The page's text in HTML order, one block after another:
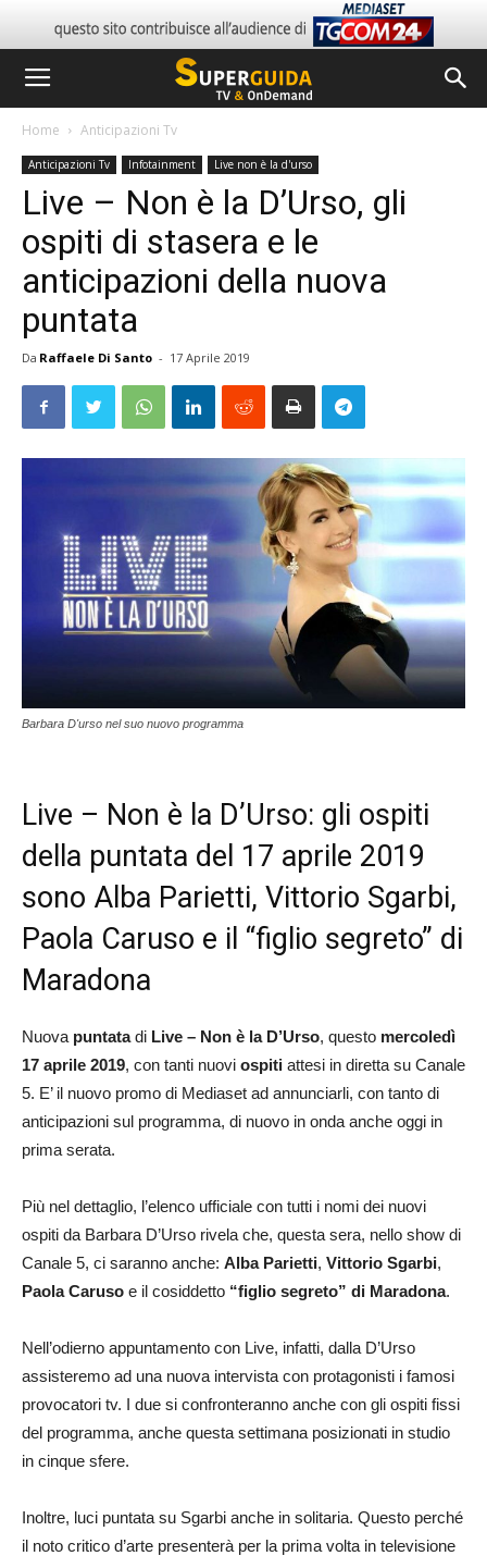
Home Anticipazioni Tv
Anticipazioni Tv Infotainment Live non è la d'urso
Live – Non è la D’Urso, gli
ospiti di stasera e le
anticipazioni della nuova
puntata
Da Raffaele Di Santo - 17 Aprile 2019
Barbara D'urso nel suo nuovo programma
Live – Non è la D’Urso: gli ospiti
della puntata del 17 aprile 2019
sono Alba Parietti, Vittorio Sgarbi,
Paola Caruso e il “figlio segreto” di
Maradona
Nuova puntatadi Live – Non è la D’Urso, questo mercoledì
17 aprile 2019, con tanti nuovi ospiti attesi in diretta su Canale
5. E’ il nuovo promo di Mediaset ad annunciarli, con tanto di
anticipazioni sul programma, di nuovo in onda anche oggi in
prima serata.
Più nel dettaglio, l’elenco ufficiale con tutti i nomi dei nuovi
ospiti da Barbara D’Urso rivela che, questa sera, nello show di
Canale 5, ci saranno anche: Alba Parietti, Vittorio Sgarbi,
Paola Caruso e il cosiddetto “figlio segreto” di Maradona.
Nell’odierno appuntamento con Live, infatti, dalla D’Urso
assisteremo ad una nuova intervista con protagonisti i famosi
provocatori tv. I due si confronteranno anche con gli ospiti fissi
del programma, anche questa settimana posizionati in studio
in cinque sfere.
Inoltre, luci puntata su Sgarbi anche in solitaria. Questo perché
il noto critico d’arte presenterà per la prima volta in televisione